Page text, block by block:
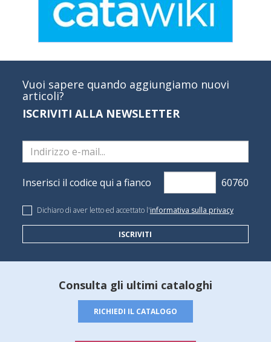
Vuoi sapere quando aggiungiamo nuovi
articoli?
ISCRIVITI ALLA NEWSLETTER
Inserisci il codice qui a fianco
Dichiaro di aver letto ed accettato l'informativa sulla privacy
ISCRIVITI
Consulta gli ultimi cataloghi
RICHIEDI IL CATALOGO